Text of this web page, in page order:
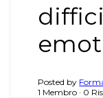
Posted by
1 Membro · 0